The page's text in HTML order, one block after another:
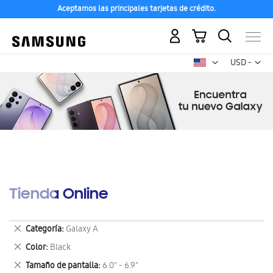
Aceptamos las principales tarjetas de crédito.
USD -
dólar
Mi carrito
Tienda Online
Categoría Galaxy A
Eliminar
este
artículo
Color Black
Eliminar
este
Tamaño de pantalla 6.0" - 6.9"
Eliminar